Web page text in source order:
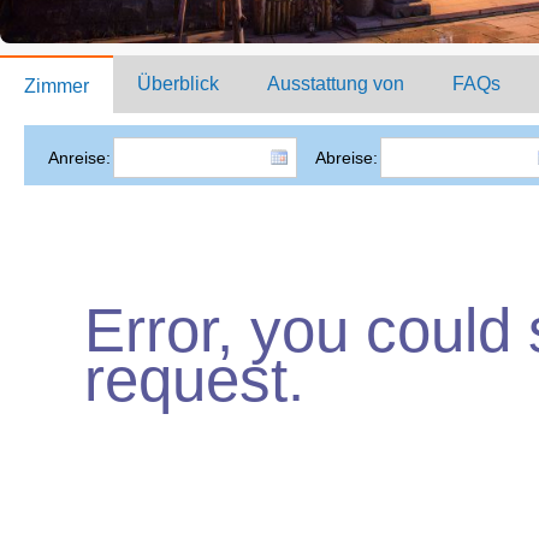
Zimmer Überblick Ausstattung von FAQs
Anreise: Abreise:
Error, you could
request.